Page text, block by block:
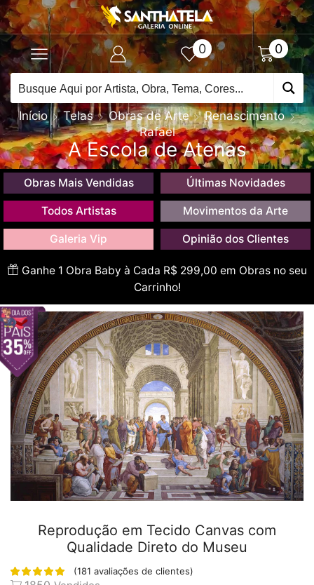
0 0
Início Telas Obras de Arte
Renascimento
Rafael
A Escola de Atenas
Obras Mais Vendidas Últimas Novidades
Todos Artistas Movimentos da Arte
Galeria Vip Opinião dos Clientes
Ganhe 1 Obra Baby à Cada R$ 299,00 em Obras no seu
Carrinho!
Reprodução em Tecido Canvas com
Qualidade Direto do Museu
(181 avaliações de clientes)